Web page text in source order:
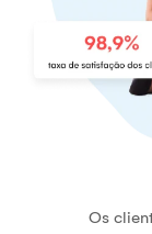
Os